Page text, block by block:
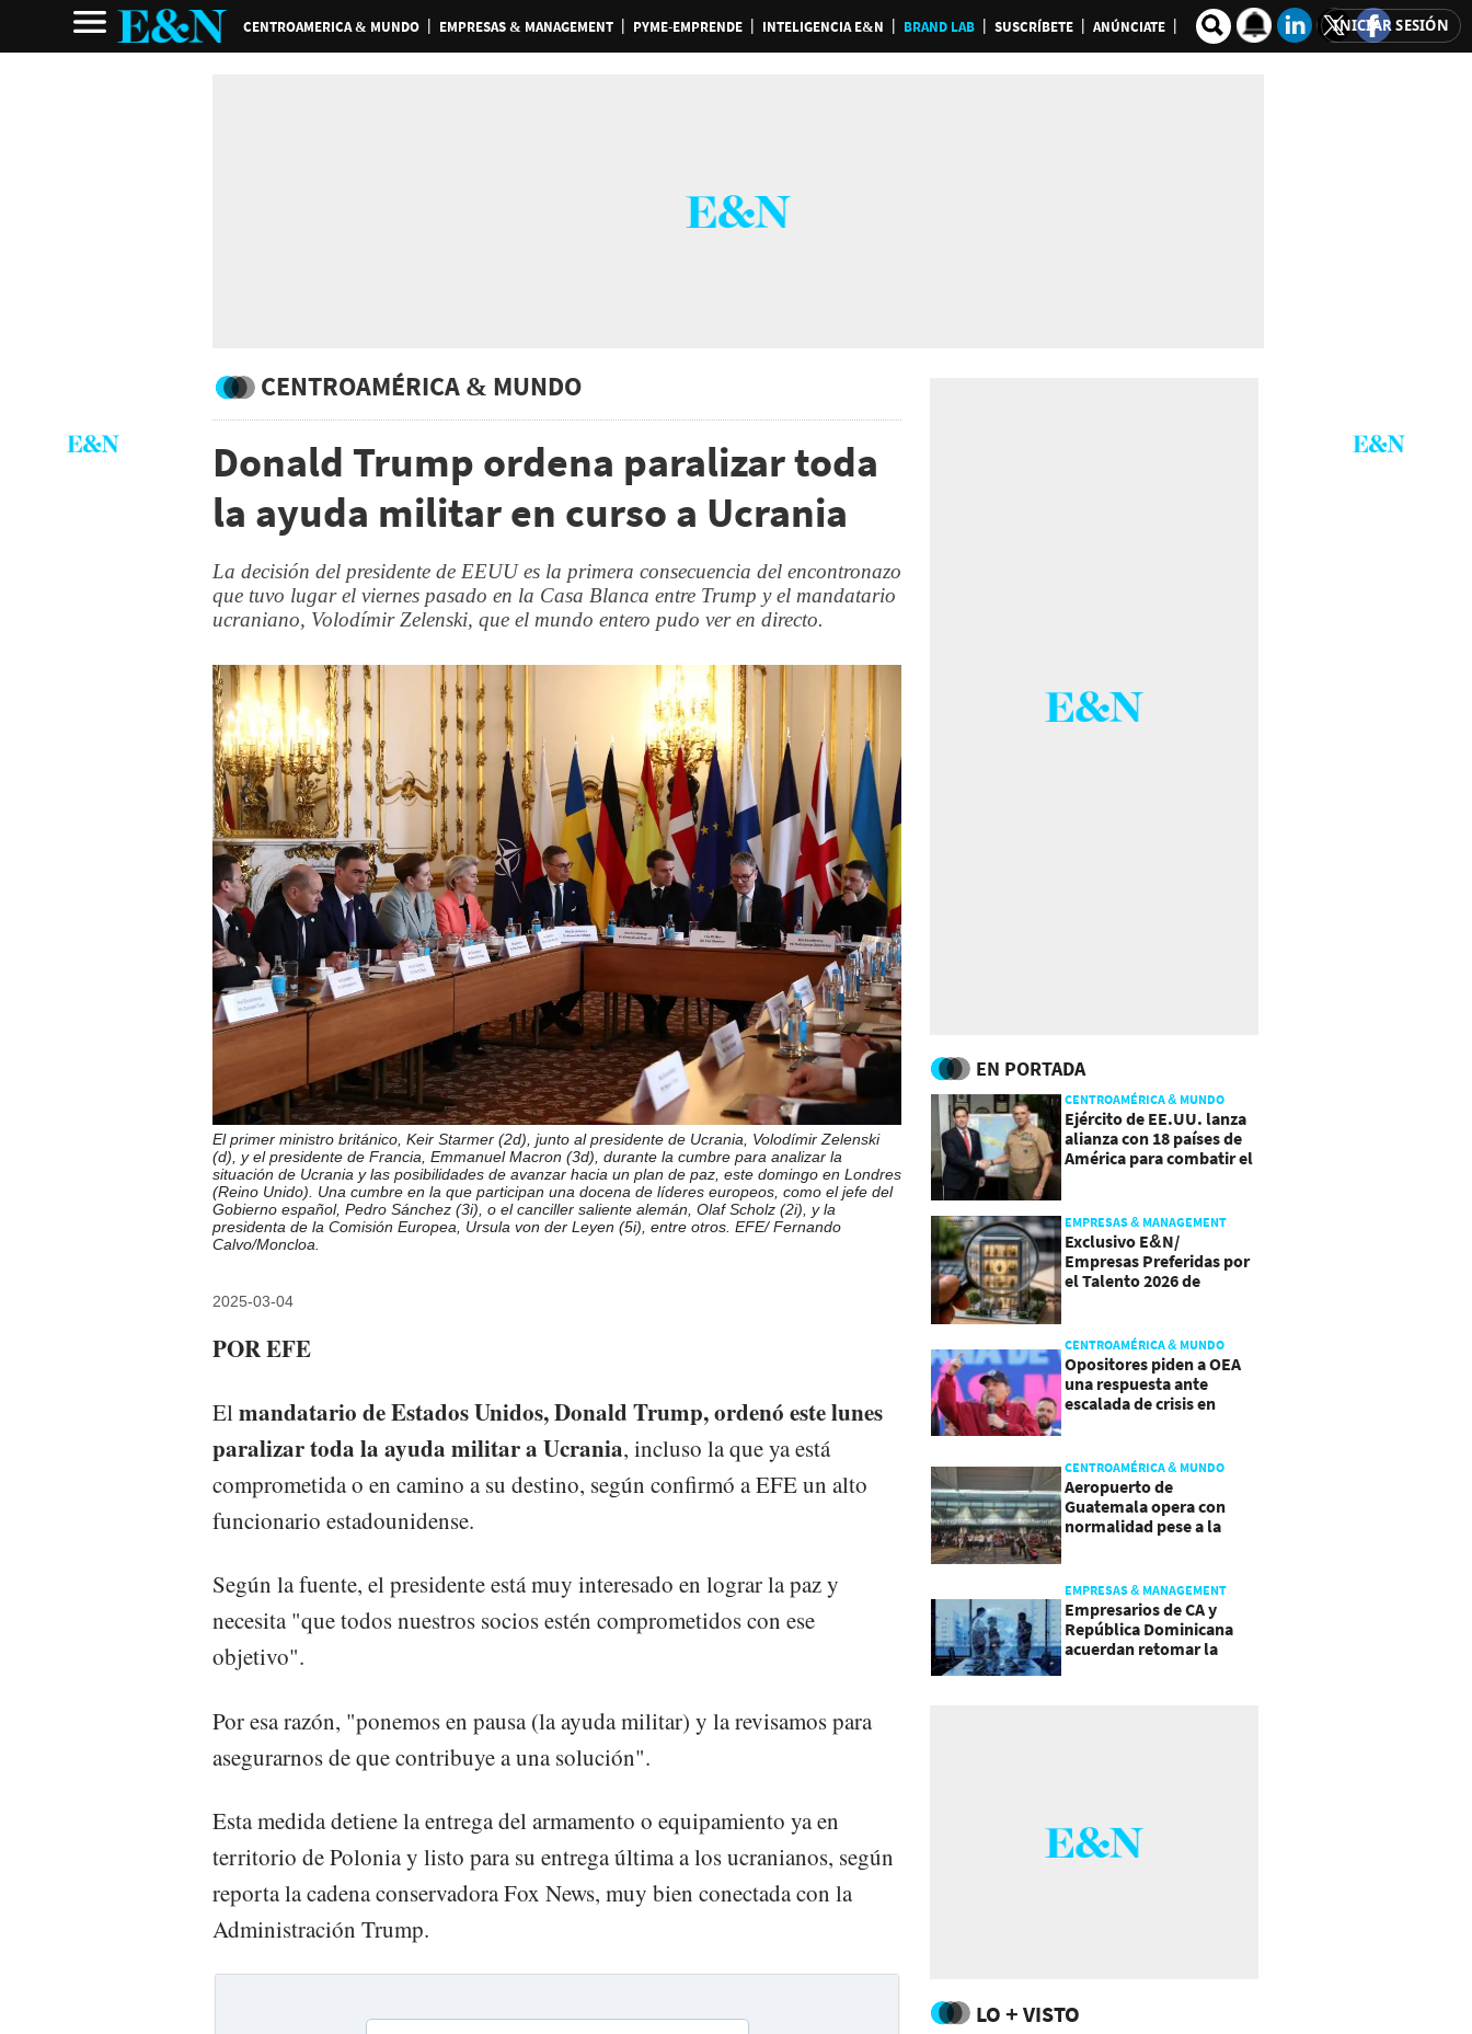
CENTROAMERICA & MUNDO EMPRESAS & MANAGEMENT PYME-EMPRENDE INTELIGENCIA E&N BRAND LAB SUSCRÍBETE ANÚNCIATE INICIAR SESIÓN
CENTROAMÉRICA & MUNDO
Donald Trump ordena paralizar toda
la ayuda militar en curso a Ucrania
La decisión del presidente de EEUU es la primera consecuencia del encontronazo
que tuvo lugar el viernes pasado en la Casa Blanca entre Trump y el mandatario
ucraniano, Volodímir Zelenski, que el mundo entero pudo ver en directo.
El primer ministro británico, Keir Starmer (2d), junto al presidente de Ucrania, Volodímir Zelenski
(d), y el presidente de Francia, Emmanuel Macron (3d), durante la cumbre para analizar la
situación de Ucrania y las posibilidades de avanzar hacia un plan de paz, este domingo en Londres
(Reino Unido). Una cumbre en la que participan una docena de líderes europeos, como el jefe del
Gobierno español, Pedro Sánchez (3i), o el canciller saliente alemán, Olaf Scholz (2i), y la
presidenta de la Comisión Europea, Ursula von der Leyen (5i), entre otros. EFE/ Fernando
Calvo/Moncloa.
2025-03-04
POR EFE
Elmandatario de Estados Unidos, Donald Trump, ordenó este lunes
paralizar toda la ayuda militar a Ucrania, incluso la que ya está
comprometida o en camino a su destino, según confirmó a EFE un alto
funcionario estadounidense.
Según la fuente, el presidente está muy interesado en lograr la paz y
necesita "que todos nuestros socios estén comprometidos con ese
objetivo".
Por esa razón, "ponemos en pausa (la ayuda militar) y la revisamos para
asegurarnos de que contribuye a una solución".
Esta medida detiene la entrega del armamento o equipamiento ya en
territorio de Polonia y listo para su entrega última a los ucranianos, según
reporta la cadena conservadora Fox News, muy bien conectada con la
Administración Trump.
EN PORTADA
CENTROAMÉRICA & MUNDO
Ejército de EE.UU. lanza
alianza con 18 países de
América para combatir el
EMPRESAS & MANAGEMENT
Exclusivo E&N/
Empresas Preferidas por
el Talento 2026 de
CENTROAMÉRICA & MUNDO
Opositores piden a OEA
una respuesta ante
escalada de crisis en
CENTROAMÉRICA & MUNDO
Aeropuerto de
Guatemala opera con
normalidad pese a la
EMPRESAS & MANAGEMENT
Empresarios de CA y
República Dominicana
acuerdan retomar la
LO + VISTO